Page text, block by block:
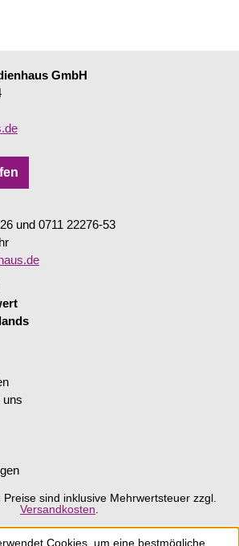
GmbH
und 0711 22276-53
uns
Preise sind inklusive Mehrwertsteuer zzgl.
Versandkosten.
Cookies, um eine bestmögliche